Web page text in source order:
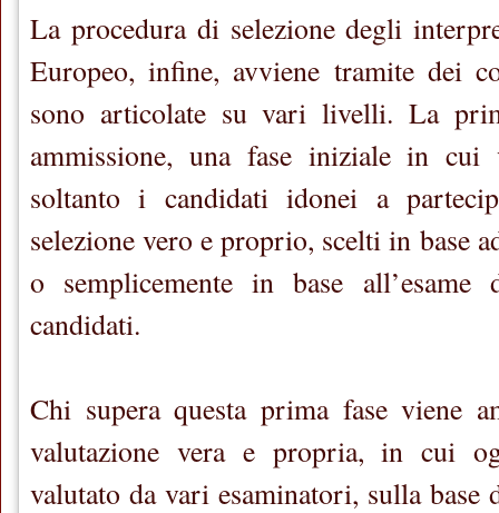
La procedura di selezione degli
Europeo, infine, avviene tramite dei
sono articolate su vari livelli. La
ammissione, una fase iniziale in cui
soltanto i candidati idonei a
selezione vero e proprio, scelti in base
o semplicemente in base
candidati.
Chi supera questa prima fase viene
valutazione vera e propria, in cui
valutato da vari esaminatori, sulla base